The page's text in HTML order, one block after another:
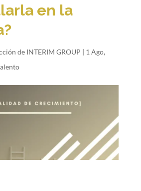
en la
de INTERIM GROUP | 1 Ago,